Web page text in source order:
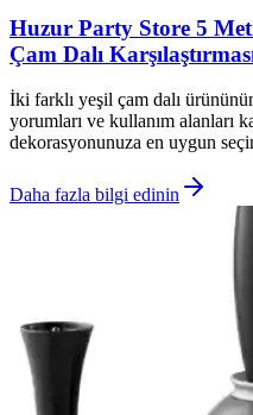
Huzur Party Store 5
Çam Dalı
İki farklı yeşil çam dalı
yorumları ve kullanım alanları
dekorasyonunuza en uygun
Daha fazla bilgi edinin